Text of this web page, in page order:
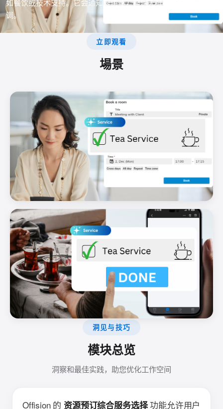
调。
立即观看
場景
洞见与技巧
模块总览
洞察和最佳实践，助您优化工作空间
Offision 的 资源预订综合服务选择功能允许用户